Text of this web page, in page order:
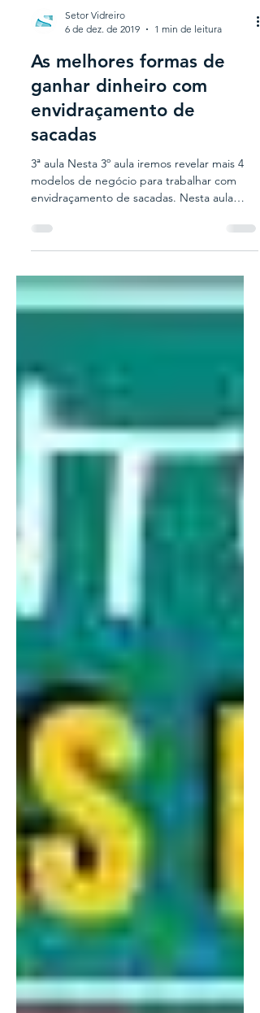
6 de dez. de 2019
1 min de leitura
As melhores formas de
ganhar dinheiro com
envidraçamento de
sacadas
3ª aula Nesta 3º aula iremos revelar mais 4
modelos de negócio para trabalhar com
envidraçamento de sacadas. Nesta aula